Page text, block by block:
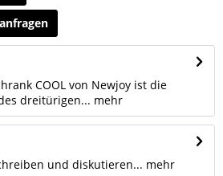
COOL von Newjoy ist die
dreitürigen... mehr
und diskutieren... mehr